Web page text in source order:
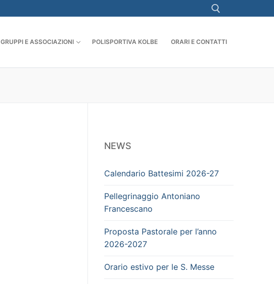
GRUPPI E ASSOCIAZIONI POLISPORTIVA KOLBE ORARI E CONTATTI
NEWS
Calendario Battesimi 2026-27
Pellegrinaggio Antoniano
Francescano
Proposta Pastorale per l’anno
2026-2027
Orario estivo per le S. Messe